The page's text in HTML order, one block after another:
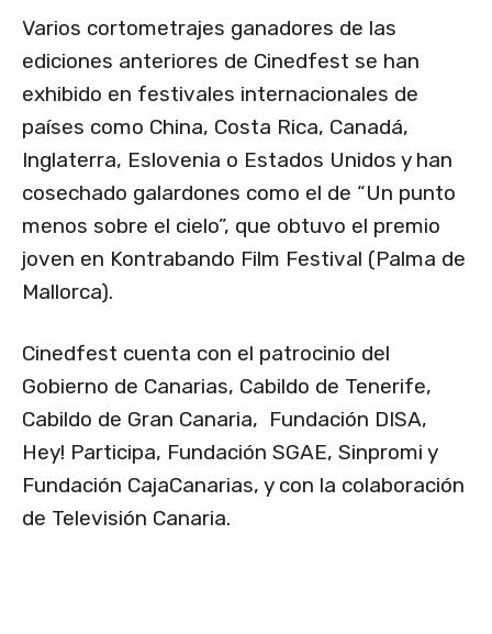
Varios cortometrajes ganadores de las
ediciones anteriores de Cinedfest se han
exhibido en festivales internacionales de
países como China, Costa Rica, Canadá,
Inglaterra, Eslovenia o Estados Unidos y han
cosechado galardones como el de “Un punto
menos sobre el cielo”, que obtuvo el premio
joven en Kontrabando Film Festival (Palma de
Mallorca).
Cinedfest cuenta con el patrocinio del
Gobierno de Canarias, Cabildo de Tenerife,
Cabildo de Gran Canaria, Fundación DISA,
Hey! Participa, Fundación SGAE, Sinpromi y
Fundación CajaCanarias, y con la colaboración
de Televisión Canaria.